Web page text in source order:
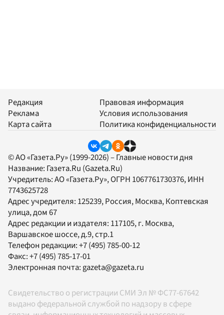
Редакция
Реклама
Карта сайта
Правовая информация
Условия использования
Политика конфиденциальности
© АО «Газета.Ру» (1999-2026) – Главные новости дня
Название: Газета.Ru (Gazeta.Ru)
Учредитель:АО «Газета.Ру», ОГРН 1067761730376, ИНН
7743625728
Адрес учредителя: 125239, Россия, Москва, Коптевская
улица, дом 67
Адрес редакции и издателя: 117105, г. Москва,
Варшавское шоссе, д.9, стр.1
Телефон редакции:+7 (495) 785-00-12
Факс:+7 (495) 785-17-01
Электронная почта:gazeta@gazeta.ru
Свидетельство о регистрации СМИ Эл № ФС77-67642
выдано федеральной службой по надзору в сфере